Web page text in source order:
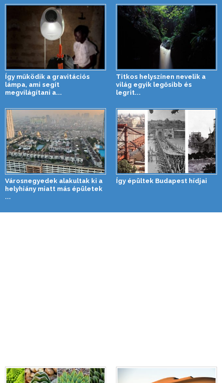
Így működik a gravitációs
lámpa, ami segít
megvilágítani a...
Titkos helyszínen nevelik a
világ egyik legősibb és
legrit...
Városnegyedek alakultak ki a
helyhiány miatt más épületek
...
Így épültek Budapest hídjai